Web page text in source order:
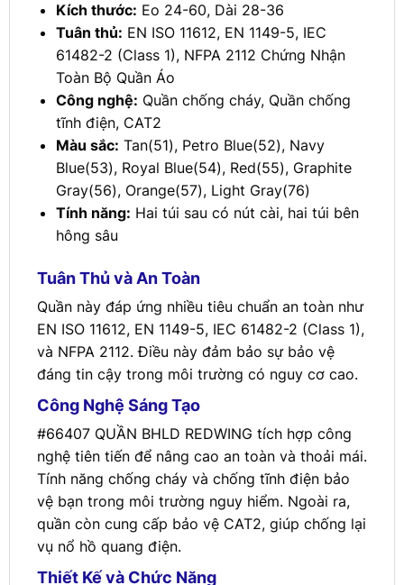
Kích thước: Eo 24-60, Dài 28-36
Tuân thủ: EN ISO 11612, EN 1149-5, IEC
61482-2 (Class 1), NFPA 2112 Chứng Nhận
Toàn Bộ Quần Áo
Công nghệ: Quần chống cháy, Quần chống
tĩnh điện, CAT2
Màu sắc: Tan(51), Petro Blue(52), Navy
Blue(53), Royal Blue(54), Red(55), Graphite
Gray(56), Orange(57), Light Gray(76)
Tính năng: Hai túi sau có nút cài, hai túi bên
hông sâu
Tuân Thủ và An Toàn
Quần này đáp ứng nhiều tiêu chuẩn an toàn như
EN ISO 11612, EN 1149-5, IEC 61482-2 (Class 1),
và NFPA 2112. Điều này đảm bảo sự bảo vệ
đáng tin cậy trong môi trường có nguy cơ cao.
Công Nghệ Sáng Tạo
#66407 QUẦN BHLD REDWING tích hợp công
nghệ tiên tiến để nâng cao an toàn và thoải mái.
Tính năng chống cháy và chống tĩnh điện bảo
vệ bạn trong môi trường nguy hiểm. Ngoài ra,
quần còn cung cấp bảo vệ CAT2, giúp chống lại
vụ nổ hồ quang điện.
Thiết Kế và Chức Năng